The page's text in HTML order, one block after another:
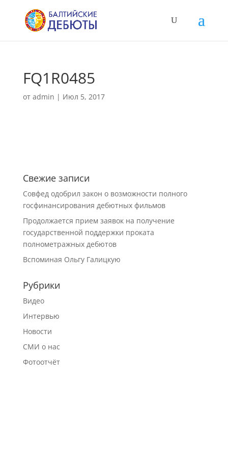
FQ1R0485
от admin | Июл 5, 2017
Свежие записи
Совфед одобрил закон о возможности полного
госфинансирования дебютных фильмов
Продолжается прием заявок на получение
государственной поддержки проката
полнометражных дебютов
Вспоминая Ольгу Галицкую
Рубрики
Видео
Интервью
Новости
СМИ о нас
Фотоотчёт